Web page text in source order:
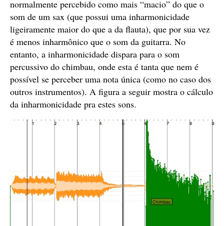
normalmente percebido como mais “macio” do que o
som de um sax (que possui uma inharmonicidade
ligeiramente maior do que a da flauta), que por sua vez
é menos inharmônico que o som da guitarra. No
entanto, a inharmonicidade dispara para o som
percussivo do chimbau, onde esta é tanta que nem é
possível se perceber uma nota única (como no caso dos
outros instrumentos). A figura a seguir mostra o cálculo
da inharmonicidade pra estes sons.